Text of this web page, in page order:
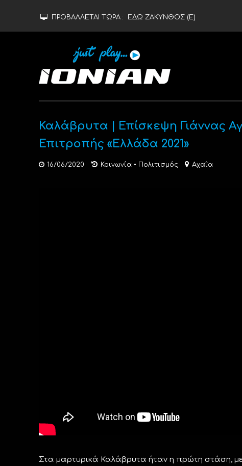
ΠΡΟΒΑΛΛΕΤΑΙ ΤΩΡΑ : ΕΔΩ ΖΑΚΥΝΘΟΣ (Ε)
Καλάβρυτα | Επίσκεψη Γιάννας
Επιτροπής «Ελλάδα 2021»
16/06/2020 Κοινωνία • Πολιτισμός Αχαΐα
Στα μαρτυρικά Καλάβρυτα ήταν η πρώτη στάση,